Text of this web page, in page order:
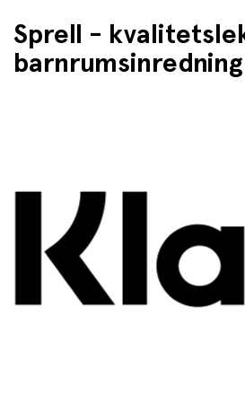
Sprell -